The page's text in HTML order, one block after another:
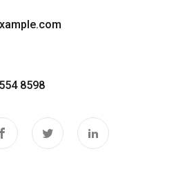
8598